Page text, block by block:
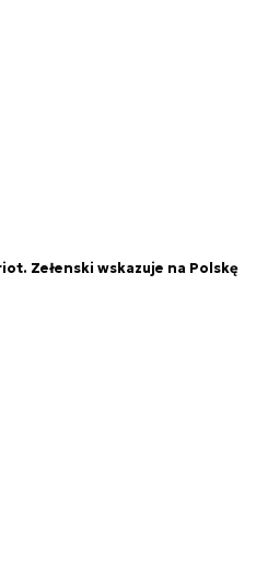
Zełenski wskazuje na Polskę